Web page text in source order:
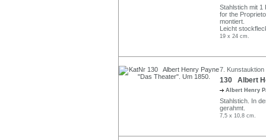
Stahlstich mit 1
for the
montiert.
Leicht
19 x 24 cm.
7.
130 Albert
Albert Henry
Stahlstich. In
gerahmt.
7,5 x 10,8 cm.